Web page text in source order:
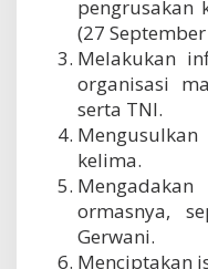
pengrusakan
(27
Melakukan
organisasi
serta TNI.
kelima.
ormasnya,
Gerwani.
Menciptakan